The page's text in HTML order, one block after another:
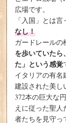
広場です。
「入国」とは言
なし！
ガードレールの
を歩いていた
た」という感覚
イタリアの有名
建設された美し
372本の巨大な
えに従った聖人
者たちを見守っ